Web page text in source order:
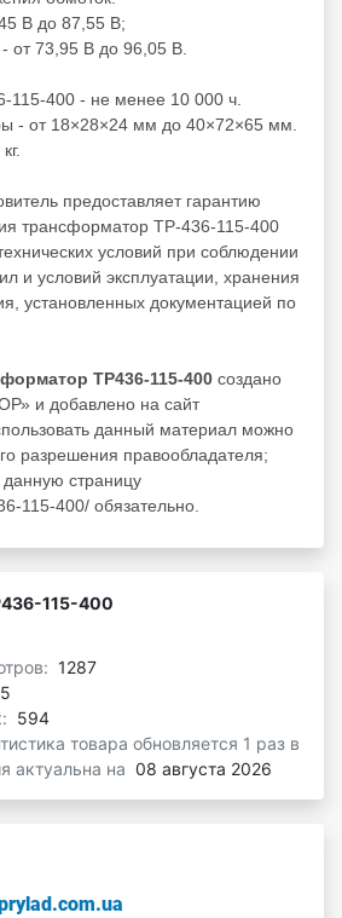
В до 87,55 В;
от 73,95 В до 96,05 В.
115-400 - не менее 10 000 ч.
- от 18×28×24 мм до 40×72×65 мм.
предоставляет гарантию
трансформатор ТР-436-115-400
условий при соблюдении
и условий эксплуатации, хранения
установленных документацией по
ТР436-115-400 создано
и добавлено на сайт
данный материал можно
разрешения правообладателя;
данную страницу
115-400/ обязательно.
115-400
1287
594
товара обновляется 1 раз в
актуальна на 08 августа 2026